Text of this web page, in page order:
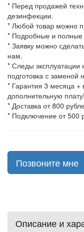
* Перед продажей
дезинфекции.
* Любой товар можно
* Подробные и полные
* Заявку можно
нам.
* Следы эксплуатации
подготовка с заменой
* Гарантия 3 месяца +
дополнительную плату!
* Доставка от 800
* Подключение от 500
Позвоните мне
Описание и